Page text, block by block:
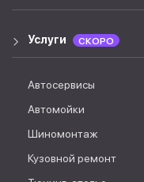
Услуги СКОРО
Автосервисы
Автомойки
Шиномонтаж
Кузовной ремонт